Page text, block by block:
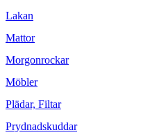
Lakan
Mattor
Morgonrockar
Möbler
Plädar, Filtar
Prydnadskuddar